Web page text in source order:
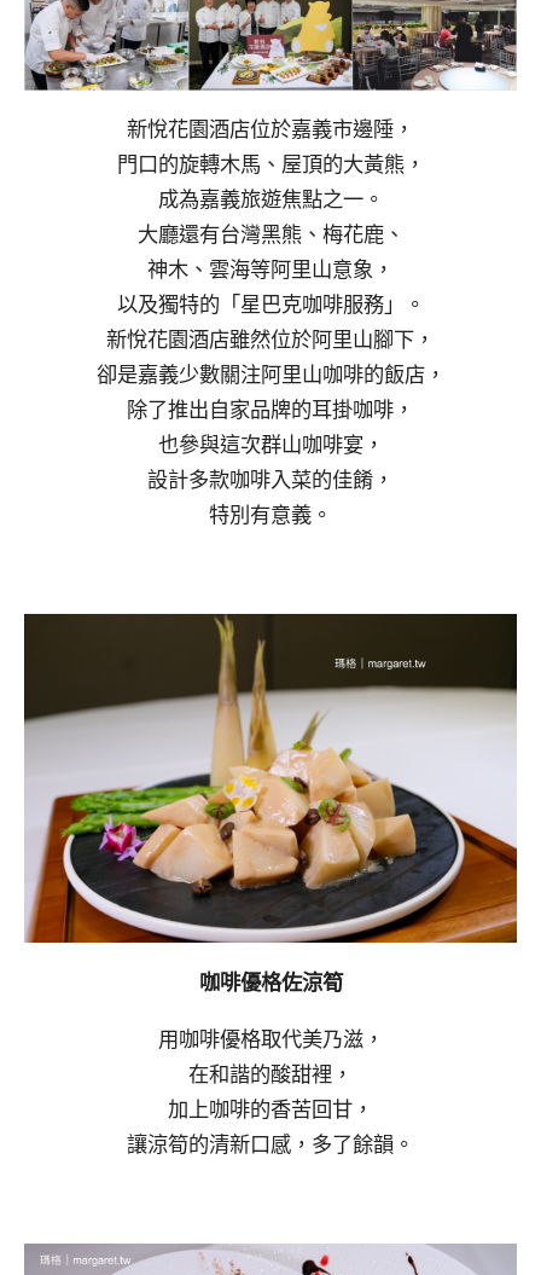
新悅花園酒店位於嘉義市邊陲，
門口的旋轉木馬、屋頂的大黃熊，
成為嘉義旅遊焦點之一。
大廳還有台灣黑熊、梅花鹿、
神木、雲海等阿里山意象，
以及獨特的「星巴克咖啡服務」。
新悅花園酒店雖然位於阿里山腳下，
卻是嘉義少數關注阿里山咖啡的飯店，
除了推出自家品牌的耳掛咖啡，
也參與這次群山咖啡宴，
設計多款咖啡入菜的佳餚，
特別有意義。
咖啡優格佐涼筍
用咖啡優格取代美乃滋，
在和諧的酸甜裡，
加上咖啡的香苦回甘，
讓涼筍的清新口感，多了餘韻。